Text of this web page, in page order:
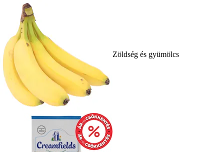
Zöldség és gyümölcs